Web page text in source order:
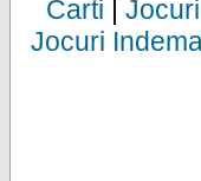
Carti |
Jocuri